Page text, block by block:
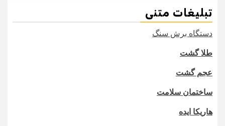
تبلیغات متنی
دستگاه برش سنگ
طلا گشت
عجم گشت
ساختمان سلامت
هاریکا ایده